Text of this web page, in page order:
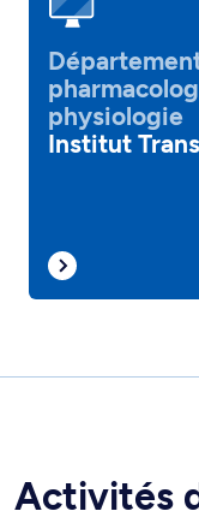
physiologie
Institut
Activités